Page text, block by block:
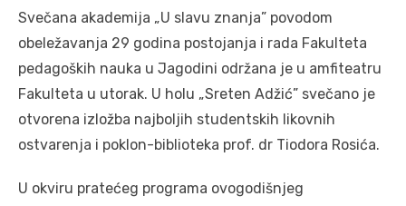
Svečana akademija „U slavu znanja” povodom
obeležavanja 29 godina postojanja i rada Fakulteta
pedagoških nauka u Jagodini održana je u amfiteatru
Fakulteta u utorak. U holu „Sreten Adžić” svečano je
otvorena izložba najboljih studentskih likovnih
ostvarenja i poklon-biblioteka prof. dr Tiodora Rosića.
U okviru pratećeg programa ovogodišnjeg